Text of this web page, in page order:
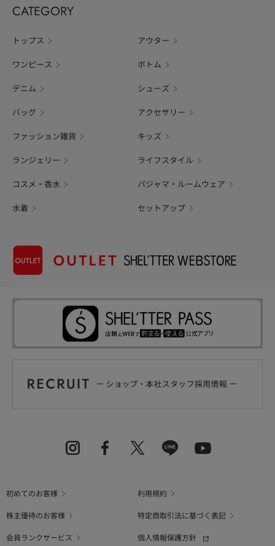
CATEGORY
トップス アウター
ワンピース ボトム
デニム シューズ
バッグ アクセサリー
ファッション雑貨 キッズ
ランジェリー ライフスタイル
コスメ・香水 パジャマ・ルームウェア
水着 セットアップ
初めてのお客様
利用規約
株主優待のお客様
特定商取引法に基づく表記
会員ランクサービス
個人情報保護方針